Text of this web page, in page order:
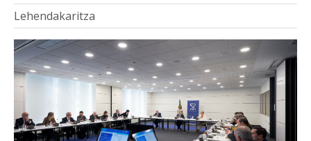
Lehendakaritza